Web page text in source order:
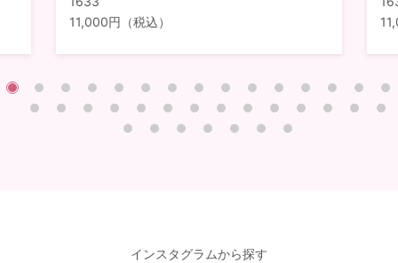
11,000円（税込）
インスタグラムから探す